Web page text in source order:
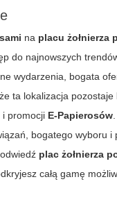
na placu żołnierza
do najnowszych
wydarzenia, bogata
ta lokalizacja
i promocji E-Papierosów
bogatego wyboru i
plac żołnierza
całą gamę